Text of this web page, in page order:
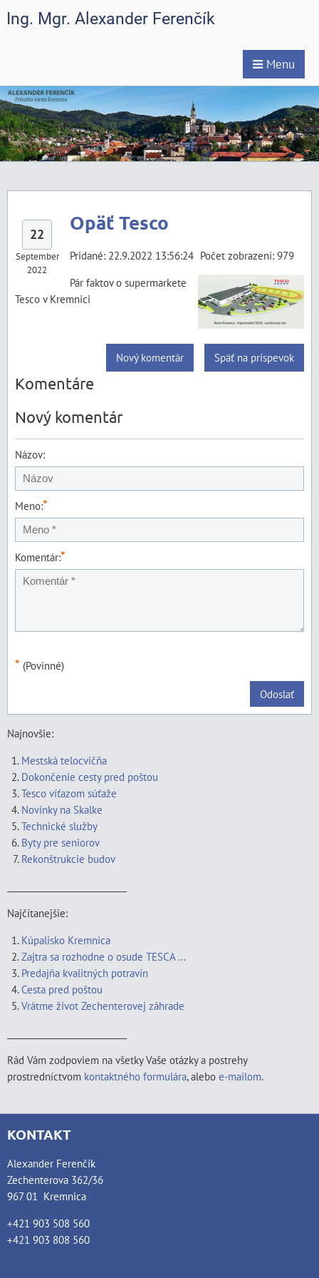
Ing. Mgr. Alexander Ferenčík
Menu
22
September
2022
Opäť Tesco
Pridané: 22.9.2022 13:56:24 Počet zobrazení: 979
Pár faktov o supermarkete
Tesco v Kremnici
Späť na príspevok
Nový komentár
Komentáre
Nový komentár
Názov:
Meno:*
Komentár:*
* (Povinné)
Odoslať
Najnovšie:
Mestská telocvičňa
Dokončenie cesty pred poštou
Tesco víťazom súťaže
Novinky na Skalke
Technické služby
Byty pre seniorov
Rekonštrukcie budov
Najčítanejšie:
Kúpalisko Kremnica
Zajtra sa rozhodne o osude TESCA ...
Predajňa kvalitných potravín
Cesta pred poštou
Vrátme život Zechenterovej záhrade
Rád Vám zodpoviem na všetky Vaše otázky a postrehy
prostredníctvom kontaktného formulára, alebo e-mailom.
KONTAKT
Alexander Ferenčík
Zechenterova 362/36
967 01 Kremnica
+421 903 508 560
+421 903 808 560